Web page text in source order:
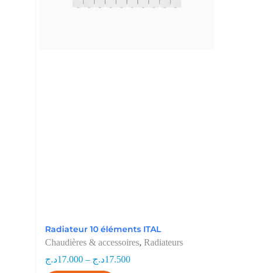
Radiateur 10 éléments ITAL
Chaudières & accessoires, Radiateurs
17.000د.ج – 17.500د.ج